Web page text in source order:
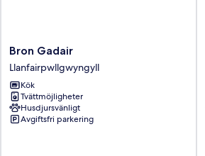
Bron
Gadair
Llanfairpwllgwyngyll
Bron Gadair
Llanfairpwllgwyngyll
Kök
Tvättmöjligheter
Husdjursvänligt
Avgiftsfri parkering